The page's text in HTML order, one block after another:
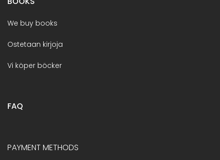
We buy books
Ostetaan kirjoja
Vi köper böcker
FAQ
PAYMENT METHODS